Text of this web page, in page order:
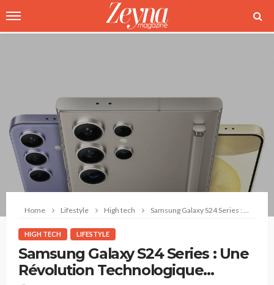
Home Lifestyle High tech Samsung Galaxy S24 Series : Une Révolution Technologique Propulsée par l’IA
HIGH TECH LIFESTYLE
Samsung Galaxy S24 Series : Une
Révolution Technologique